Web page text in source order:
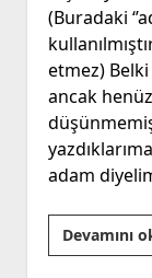
(Buradaki
etmez)
ancak
adam
Devamını